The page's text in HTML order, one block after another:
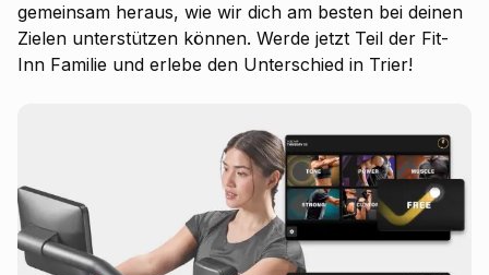
gemeinsam heraus, wie wir dich am besten bei deinen
Zielen unterstützen können. Werde jetzt Teil der Fit-
Inn Familie und erlebe den Unterschied in Trier!